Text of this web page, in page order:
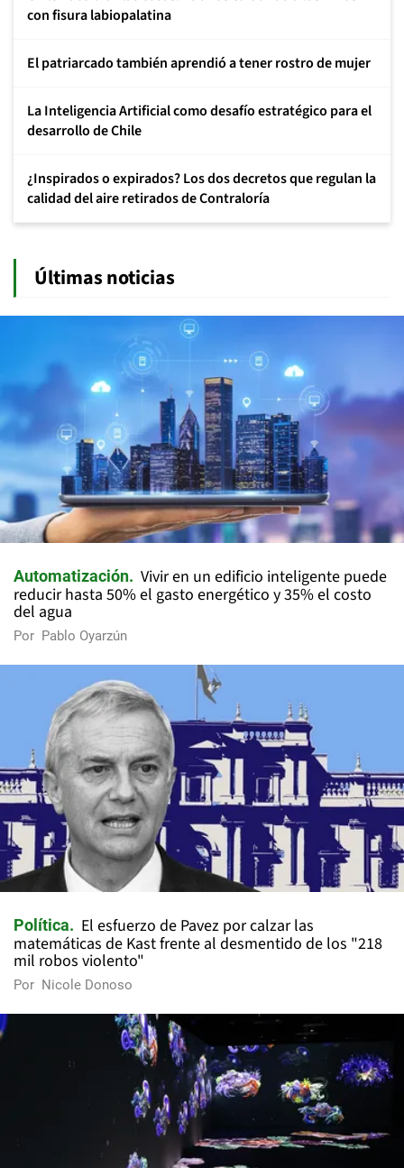
con fisura labiopalatina
El patriarcado también aprendió a tener rostro de mujer
La Inteligencia Artificial como desafío estratégico para el
desarrollo de Chile
¿Inspirados o expirados? Los dos decretos que regulan la
calidad del aire retirados de Contraloría
Últimas noticias
Automatización
Vivir en un edificio inteligente puede
reducir hasta 50% el gasto energético y 35% el costo
del agua
Por Pablo Oyarzún
Política
El esfuerzo de Pavez por calzar las
matemáticas de Kast frente al desmentido de los "218
mil robos violento"
Por Nicole Donoso